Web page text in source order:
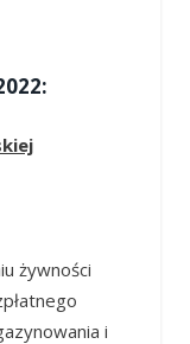
żywności
i